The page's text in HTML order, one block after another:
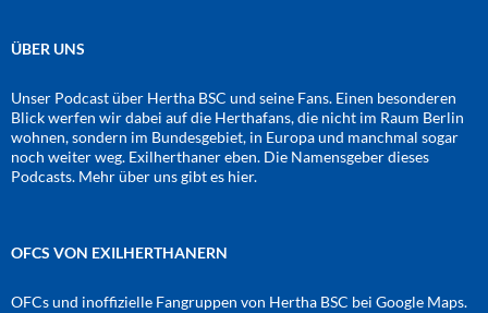
ÜBER UNS
Unser Podcast über Hertha BSC und seine Fans. Einen besonderen
Blick werfen wir dabei auf die Herthafans, die nicht im Raum Berlin
wohnen, sondern im Bundesgebiet, in Europa und manchmal sogar
noch weiter weg. Exilherthaner eben. Die Namensgeber dieses
Podcasts. Mehr über uns gibt es hier.
OFCS VON EXILHERTHANERN
OFCs und inoffizielle Fangruppen von Hertha BSC bei Google Maps.